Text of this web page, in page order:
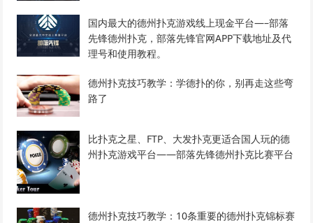
国内最大的德州扑克游戏线上现金平台—–部落
先锋德州扑克，部落先锋官网APP下载地址及代
理号和使用教程。
德州扑克技巧教学：学德扑的你，别再走这些弯
路了
比扑克之星、FTP、大发扑克更适合国人玩的德
州扑克游戏平台——部落先锋德州扑克比赛平台
德州扑克技巧教学：10条重要的德州扑克锦标赛